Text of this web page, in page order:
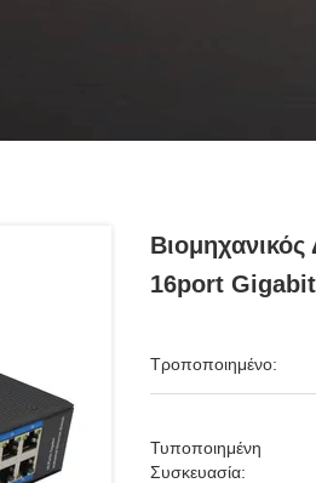
16port
Τροποποιημένο:
Τυποποιημένη
Συσκευασία: